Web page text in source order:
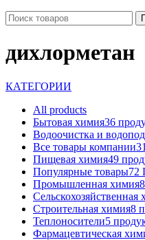
дихлорметан
КАТЕГОРИИ
All products
Бытовая химия36
Водоочистка и
Все товары компании
Пищевая химия49
Популярные товары72
Промышленная химия
Сельскохозяйственная
Строительная химия8
Теплоносители5
Фармацевтическая